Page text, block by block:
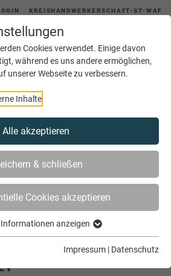
Cookies verwendet. Einige davon
während es uns andere ermöglichen,
unserer Webseite zu verbessern.
Inhalte
Alle akzeptieren
& schließen
Cookies akzeptieren
anzeigen
Impressum | Datenschutz
KREISHANDWERKERSCHAFT-ST-WAF
MENÜ
ARCHIV